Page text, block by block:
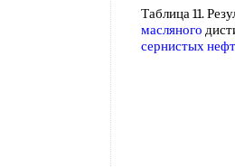
Таблица 11.
масляного
сернистых